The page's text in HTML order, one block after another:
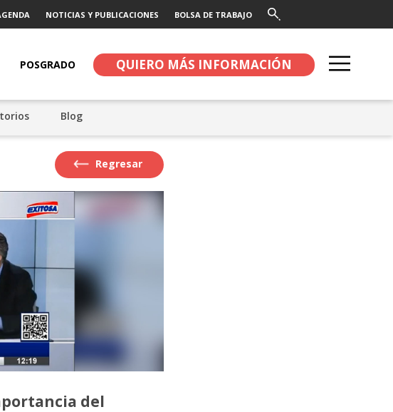
NOTICIAS Y PUBLICACIONES BOLSA DE TRABAJO
POSGRADO QUIERO MÁS INFORMACIÓN
Blog
Regresar
del